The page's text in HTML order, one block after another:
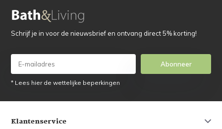
Schrijf je in voor de nieuwsbrief en ontvang direct 5% korting!
Abonneer
* Lees hier de wettelijke beperkingen
Klantenservice